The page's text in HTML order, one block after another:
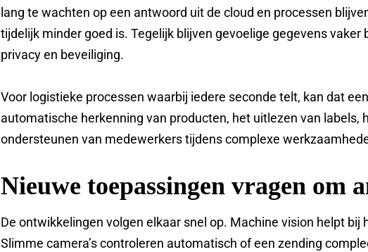
lang te wachten op een antwoord uit de cloud en processen
tijdelijk minder goed is. Tegelijk blijven gevoelige gegevens
privacy en beveiliging.
Voor logistieke processen waarbij iedere seconde telt, kan dat
automatische herkenning van producten, het uitlezen van labels,
ondersteunen van medewerkers tijdens complexe
Nieuwe toepassingen vragen om
De ontwikkelingen volgen elkaar snel op. Machine vision helpt
Slimme camera’s controleren automatisch of een zending